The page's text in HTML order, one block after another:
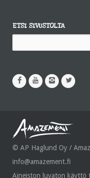
ETSI SIVUSTOLTA
© AP Haglund Oy /
info@amazement.fi
Aineiston luvaton käyttö